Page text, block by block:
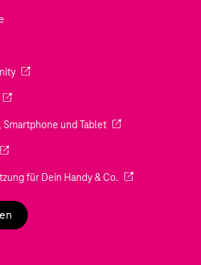
neuen Tab geöffnet)
(Wird in einem neuen Tab geöffnet)
(Wird in einem neuen Tab geöffnet)
und Tablet(Wird in einem
in einem neuen Tab geöffnet)
für Dein Handy & Co. (Wird in einem